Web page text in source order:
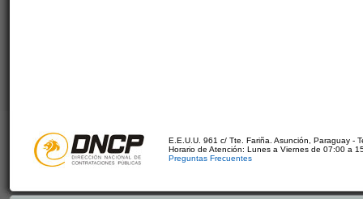
E.E.U.U. 961 c/ Tte. Fariña. Asunción, Paraguay -
Horario de Atención: Lunes a Viernes de 07:00 a
Preguntas Frecuentes